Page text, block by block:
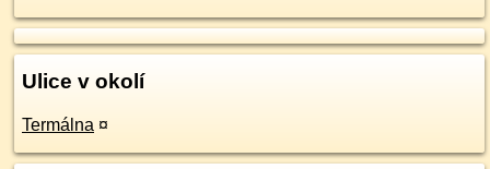
Ulice v okolí
Termálna ¤